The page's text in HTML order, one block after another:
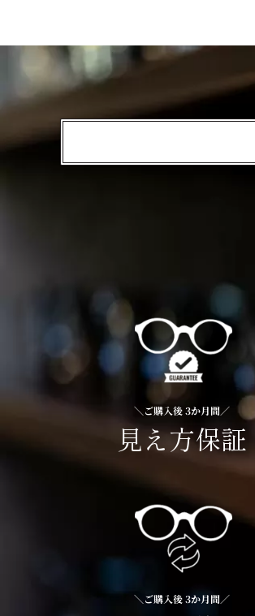
＼ご購入後 3か月間／
見え方保証
＼ご購入後 3か月間／